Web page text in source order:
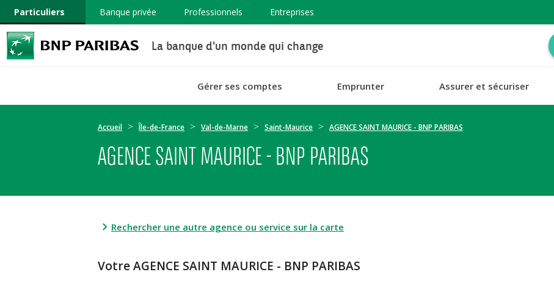
Particuliers Banque privée Professionnels Entreprises
La banque d'un monde qui change
Gérer ses comptes Emprunter Assurer et sécuriser
Accueil Île-de-France Val-de-Marne Saint-Maurice AGENCE SAINT MAURICE - BNP PARIBAS
AGENCE SAINT MAURICE - BNP PARIBAS
Rechercher une autre agence ou service sur la carte
Votre AGENCE SAINT MAURICE - BNP PARIBAS